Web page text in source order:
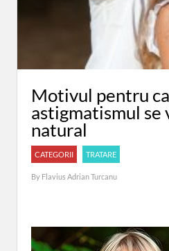
Motivul pentru
astigmatismul se
natural
CATEGORII TRATARE
By Flavius Adrian Turcanu